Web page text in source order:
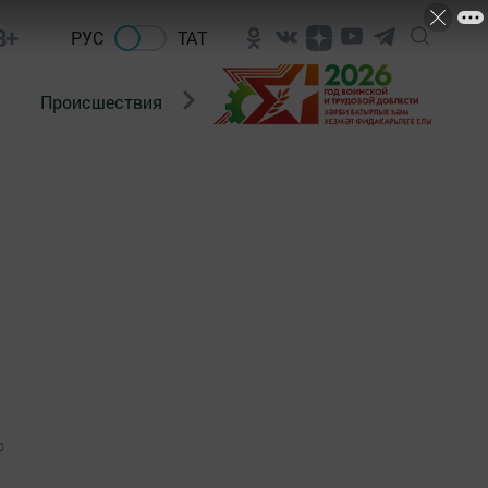
РУС ТАТ
Происшествия Новости Госавтоинспекции